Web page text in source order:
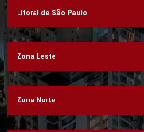
Litoral de São Paulo
Zona Leste
Zona Norte